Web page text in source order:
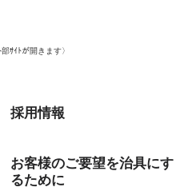
ｻｲﾄが開きます〉
採用情報
お客様のご要望を治具にす
るために